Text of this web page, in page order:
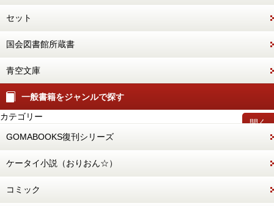
セット
国会図書館所蔵書
青空文庫
一般書籍をジャンルで探す
開く
カテゴリー
GOMABOOKS復刊シリーズ
ケータイ小説（おりおん☆）
コミック